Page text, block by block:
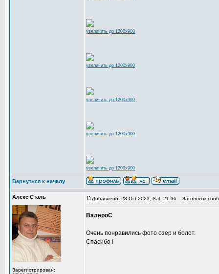
увеличить до 1200x900
увеличить до 1200x900
увеличить до 1200x900
увеличить до 1200x900
увеличить до 1200x900
Вернуться к началу
Алекс Сталь
Зарегистрирован:
Добавлено: 28 Oct 2023, Sat, 21:36 Заголовок
ВалероС
Очень понравились фото озер и болот.
Спасибо !